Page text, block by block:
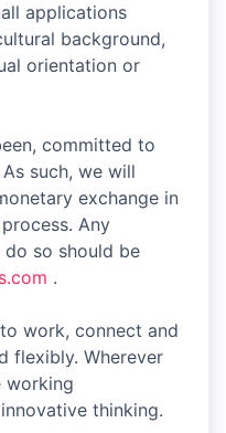
applications
background,
orientation or
committed to
such, we will
exchange in
Any
so should be
.
work, connect and
flexibly. Wherever
working
thinking.